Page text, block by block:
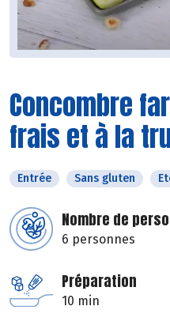
Concombre
frais et à la
Entrée Sans gluten
Nombre de
6 personnes
Préparation
10 min